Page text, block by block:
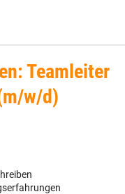
Teamleiter
w/d)